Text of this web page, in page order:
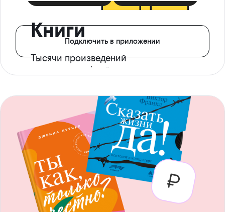
Книги
Тысячи произведений
с доступом офлайн
Подключить в приложении